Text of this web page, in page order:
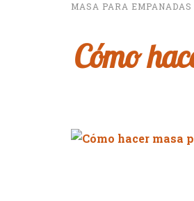
MASA PARA EMPANADAS
Cómo